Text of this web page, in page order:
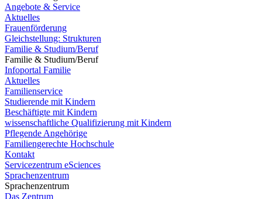
Angebote & Service
Aktuelles
Frauenförderung
Gleichstellung: Strukturen
Familie & Studium/Beruf
Familie & Studium/Beruf
Infoportal Familie
Aktuelles
Familienservice
Studierende mit Kindern
Beschäftigte mit Kindern
wissenschaftliche Qualifizierung mit Kindern
Pflegende Angehörige
Familiengerechte Hochschule
Kontakt
Servicezentrum eSciences
Sprachenzentrum
Sprachenzentrum
Das Zentrum